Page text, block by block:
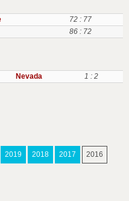
72 : 77
86 : 72
Nevada 1 : 2
2019 2018 2017 2016